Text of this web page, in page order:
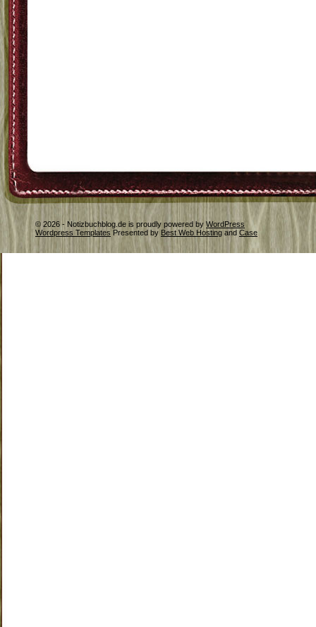
© 2026 - Notizbuchblog.de is proudly powered by WordPress
Wordpress Templates Presented by Best Web Hosting and Case